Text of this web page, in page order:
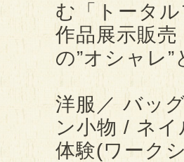
む「トータ
作品展示販
の”オシャレ
洋服／ バッ
ン小物 / ネ
体験(ワーク